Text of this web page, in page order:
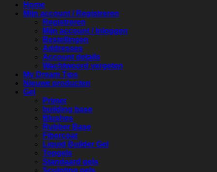
Home
Mijn account / Registreren
Registreren
Mijn account / Inloggen
Bestellingen
Addresses
Account details
Wachtwoord vergeten
My Dream Tips
Nieuwe producten
Gel
Primer
building base
Blushes
Rubber Base
Fibercoat
Liquid Builder Gel
Topgels
Standaard gels